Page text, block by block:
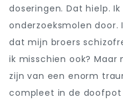
doseringen. Dat hielp.
onderzoeksmolen door.
dat mijn broers
ik misschien ook? Maar
zijn van een enorm
compleet in de